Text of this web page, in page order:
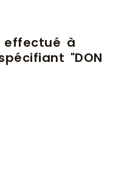
effectué à
"DON